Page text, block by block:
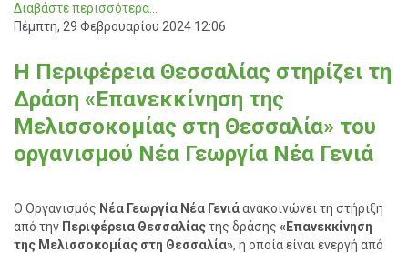
Διαβάστε περισσότερα...
Πέμπτη, 29 Φεβρουαρίου 2024 12:06
Η Περιφέρεια Θεσσαλίας στηρίζει τη
Δράση «Επανεκκίνηση της
Μελισσοκομίας στη Θεσσαλία» του
οργανισμού Νέα Γεωργία Νέα Γενιά
Ο Οργανισμός Νέα Γεωργία Νέα Γενιάανακοινώνει τη στήριξη
από την Περιφέρεια Θεσσαλίαςτης δράσης «Επανεκκίνηση
της Μελισσοκομίας στη Θεσσαλία», η οποία είναι ενεργή από